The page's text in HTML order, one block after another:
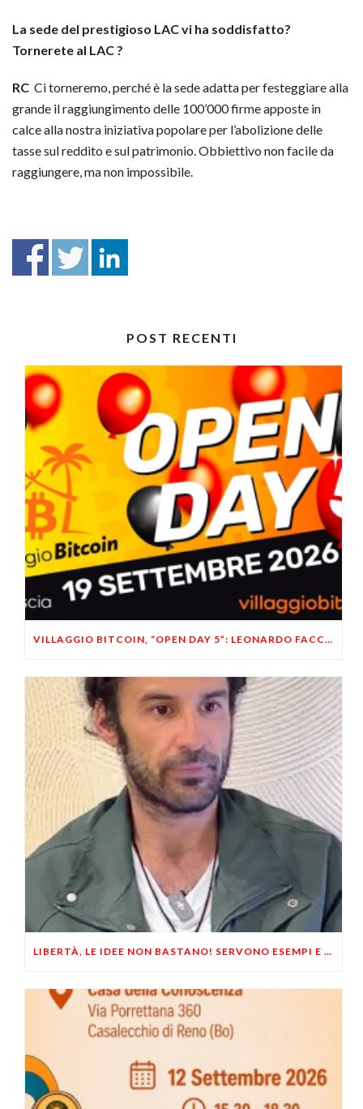
La sede del prestigioso LAC vi ha soddisfatto?
Tornerete al LAC ?
RC Ci torneremo, perché è la sede adatta per festeggiare alla
grande il raggiungimento delle 100’000 firme apposte in
calce alla nostra iniziativa popolare per l’abolizione delle
tasse sul reddito e sul patrimonio. Obbiettivo non facile da
raggiungere, ma non impossibile.
POST RECENTI
VILLAGGIO BITCOIN, “OPEN DAY 5”: LEONARDO FACCO OSPITE A BRESCIA
LIBERTÀ, LE IDEE NON BASTANO! SERVONO ESEMPI E UN PO’ DI COERENZA